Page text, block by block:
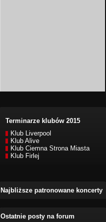
Terminarze klubów 2015
Klub Liverpool
Klub Alive
Klub Ciemna Strona Miasta
Klub Firlej
Najbliższe patronowane koncerty
Ostatnie posty na forum